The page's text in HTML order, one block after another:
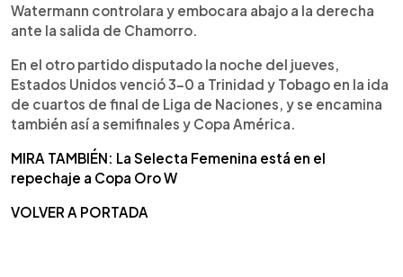
Watermann controlara y embocara abajo a la derecha
ante la salida de Chamorro.
En el otro partido disputado la noche del jueves,
Estados Unidos venció 3-0 a Trinidad y Tobago en la ida
de cuartos de final de Liga de Naciones, y se encamina
también así a semifinales y Copa América.
MIRA TAMBIÉN: La Selecta Femenina está en el
repechaje a Copa Oro W
VOLVER A PORTADA